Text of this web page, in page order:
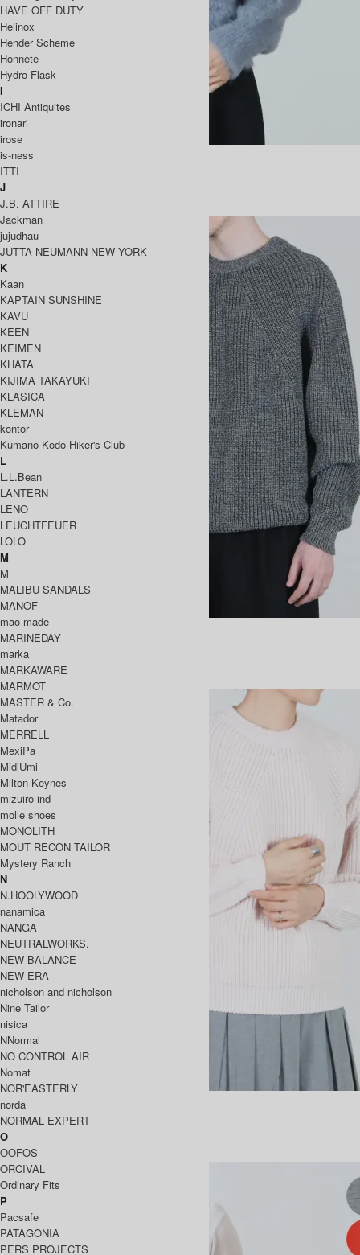
PURE MOHAIR SHAGGY POLO
44,000円(税込)
BATONER
バトナー
SIGNATURE CREW NECK
30,800円(税込)
BATONER
バトナー
SIGNATURE CREW NECK
30,800円(税込)
BATONER
バトナー
HAVE OFF DUTY
Helinox
Hender Scheme
Honnete
Hydro Flask
I
ICHI Antiquites
ironari
irose
is-ness
ITTI
J
J.B. ATTIRE
Jackman
jujudhau
JUTTA NEUMANN NEW YORK
K
Kaan
KAPTAIN SUNSHINE
KAVU
KEEN
KEIMEN
KHATA
KIJIMA TAKAYUKI
KLASICA
KLEMAN
kontor
Kumano Kodo Hiker's Club
L
L.L.Bean
LANTERN
LENO
LEUCHTFEUER
LOLO
M
M
MALIBU SANDALS
MANOF
mao made
MARINEDAY
marka
MARKAWARE
MARMOT
MASTER & Co.
Matador
MERRELL
MexiPa
MidiUmi
Milton Keynes
mizuiro ind
molle shoes
MONOLITH
MOUT RECON TAILOR
Mystery Ranch
N
N.HOOLYWOOD
nanamica
NANGA
NEUTRALWORKS.
NEW BALANCE
NEW ERA
nicholson and nicholson
Nine Tailor
nisica
NNormal
NO CONTROL AIR
Nomat
NOR'EASTERLY
norda
NORMAL EXPERT
O
OOFOS
ORCIVAL
Ordinary Fits
P
Pacsafe
PATAGONIA
PERS PROJECTS